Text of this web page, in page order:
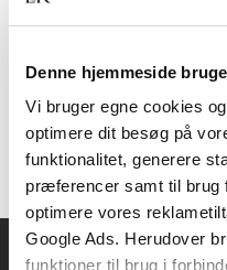
Denne hjemmeside
Vi bruger egne cookies
optimere dit besøg på
funktionalitet, generere
præferencer samt til brug
optimere vores
Google Ads. Herudover
funktioner til brug i
399,00 KR.